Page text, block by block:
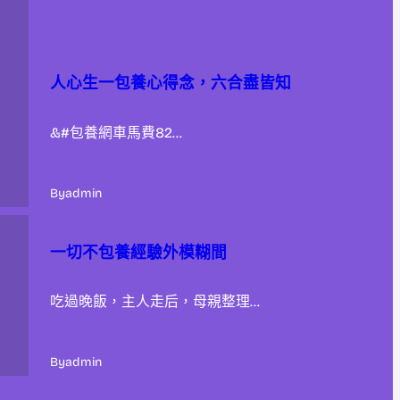
人心生一包養心得念，六合盡皆知
&#包養網車馬費82…
Byadmin
一切不包養經驗外模糊間
吃過晚飯，主人走后，母親整理…
Byadmin